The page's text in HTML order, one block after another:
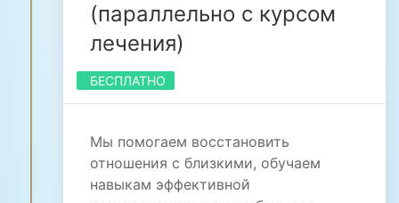
(параллельно с курсом
лечения)
БЕСПЛАТНО
Мы помогаем восстановить
отношения с близкими, обучаем
навыкам эффективной